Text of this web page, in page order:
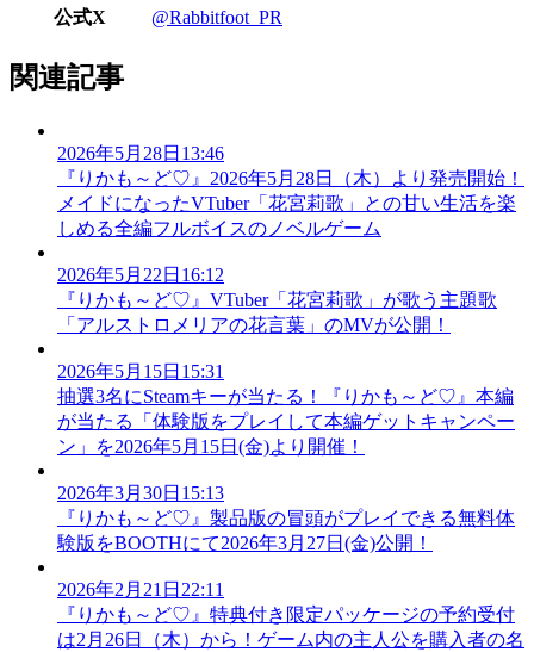
公式X
@Rabbitfoot_PR
関連記事
2026年5月28日13:46
『りかも～ど♡』2026年5月28日（木）より発売開始！
メイドになったVTuber「花宮莉歌」との甘い生活を楽
しめる全編フルボイスのノベルゲーム
2026年5月22日16:12
『りかも～ど♡』VTuber「花宮莉歌」が歌う主題歌
「アルストロメリアの花言葉」のMVが公開！
2026年5月15日15:31
抽選3名にSteamキーが当たる！『りかも～ど♡』本編
が当たる「体験版をプレイして本編ゲットキャンペー
ン」を2026年5月15日(金)より開催！
2026年3月30日15:13
『りかも～ど♡』製品版の冒頭がプレイできる無料体
験版をBOOTHにて2026年3月27日(金)公開！
2026年2月21日22:11
『りかも～ど♡』特典付き限定パッケージの予約受付
は2月26日（木）から！ゲーム内の主人公を購入者の名